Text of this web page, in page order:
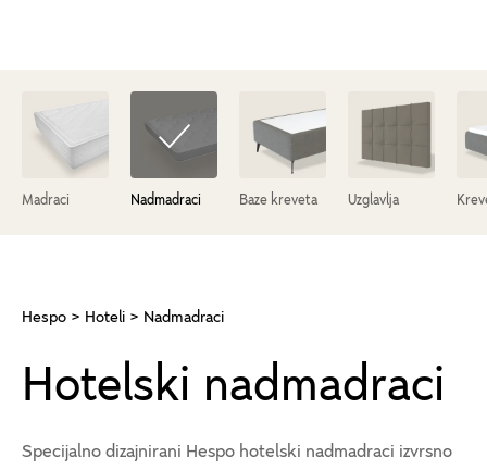
Madraci Nadmadraci Baze kreveta Uzglavlja
Hespo > Hoteli > Nadmadraci
Hotelski nadmadraci
Specijalno dizajnirani Hespo hotelski nadmadraci izvrsno